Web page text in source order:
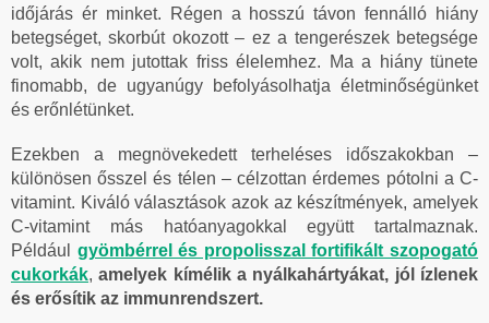
időjárás ér minket. Régen a hosszú távon fennálló hiány
betegséget, skorbút okozott – ez a tengerészek betegsége
volt, akik nem jutottak friss élelemhez. Ma a hiány tünete
finomabb, de ugyanúgy befolyásolhatja életminőségünket
és erőnlétünket.
Ezekben a megnövekedett terheléses időszakokban –
különösen ősszel és télen – célzottan érdemes pótolni a C-
vitamint. Kiváló választások azok az készítmények, amelyek
C-vitamint más hatóanyagokkal együtt tartalmaznak.
Például gyömbérrel és propolisszal fortifikált szopogató
cukorkák,amelyek kímélik a nyálkahártyákat, jól ízlenek
és erősítik az immunrendszert.